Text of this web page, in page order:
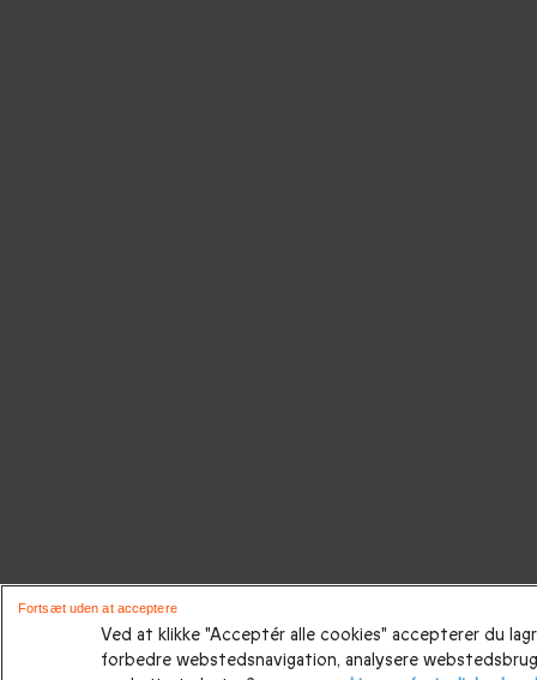
Ved at klikke "Acceptér alle cookies" accepterer du
forbedre webstedsnavigation, analysere
Fortsæt uden at acceptere